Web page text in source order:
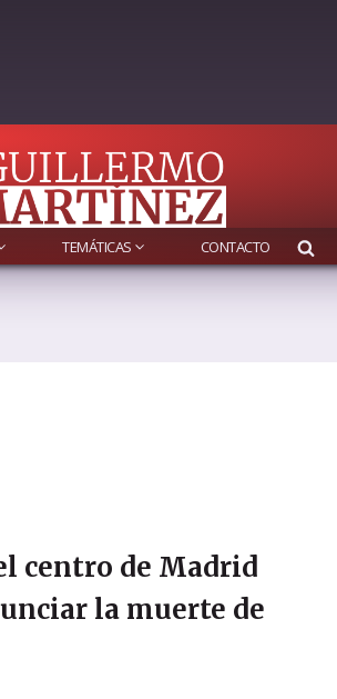
TEMÁTICAS CONTACTO
centro de Madrid
la muerte de